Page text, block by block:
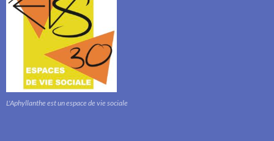
L'Aphyllanthe est un espace de vie sociale